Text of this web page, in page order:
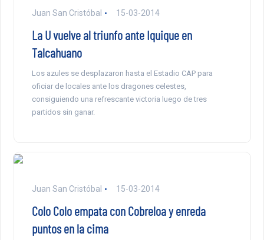
Juan San Cristóbal 15-03-2014
La U vuelve al triunfo ante Iquique en
Talcahuano
Los azules se desplazaron hasta el Estadio CAP para
oficiar de locales ante los dragones celestes,
consiguiendo una refrescante victoria luego de tres
partidos sin ganar.
Juan San Cristóbal 15-03-2014
Colo Colo empata con Cobreloa y enreda
puntos en la cima